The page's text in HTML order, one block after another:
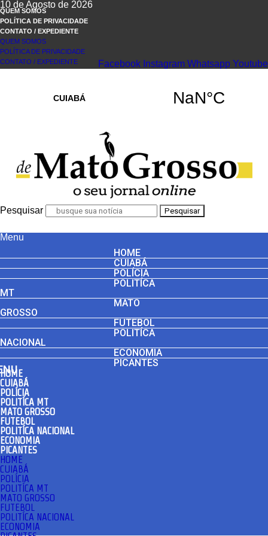
10 de Agosto de 2026
QUEM SOMOS
POLÍTICA DE PRIVACIDADE
CONTATO / EXPEDIENTE
QUEM SOMOS
POLÍTICA DE PRIVACIDADE
CONTATO / EXPEDIENTE
Facebook Instagram Whatsapp Youtube
Pesquisar Pesquisar
Menu
HOME
CUIABÁ
POLÍCIA
POLITÍCA
MT
MATO
GROSSO
FUTEBOL
POLITÍCA
NACIONAL
ECONOMIA
PICANTES
HOME
CUIABÁ
POLÍCIA
POLITÍCA MT
MATO GROSSO
FUTEBOL
POLITÍCA NACIONAL
ECONOMIA
PICANTES
HOME
CUIABÁ
POLÍCIA
POLITÍCA MT
MATO GROSSO
FUTEBOL
POLITÍCA NACIONAL
ECONOMIA